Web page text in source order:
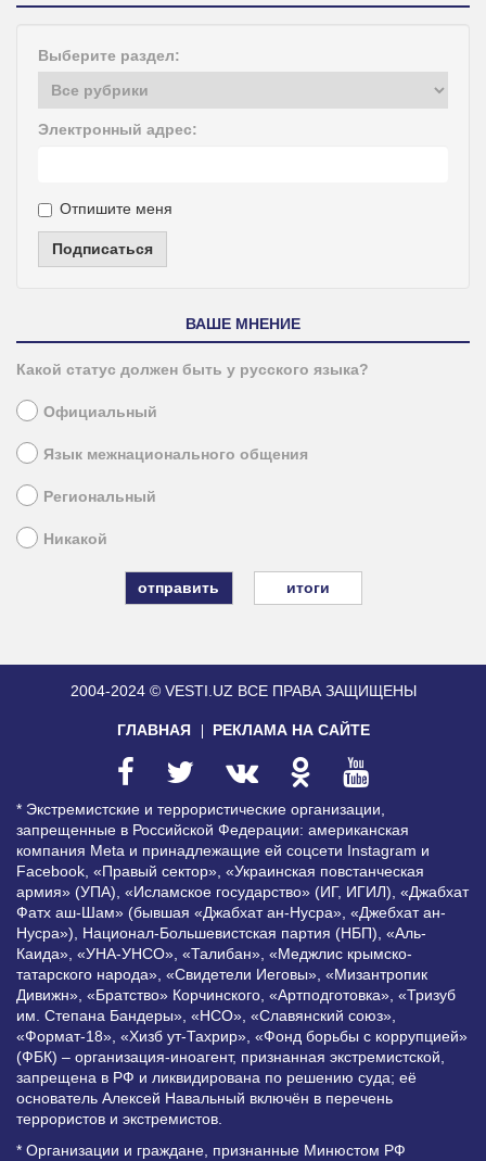
Выберите раздел:
Электронный адрес:
Отпишите меня
Подписаться
ВАШЕ МНЕНИЕ
Какой статус должен быть у русского языка?
Официальный
Язык межнационального общения
Региональный
Никакой
итоги
2004-2024 © VESTI.UZ ВСЕ ПРАВА ЗАЩИЩЕНЫ
ГЛАВНАЯ РЕКЛАМА НА САЙТЕ
* Экстремистские и террористические организации,
запрещенные в Российской Федерации: американская
компания Meta и принадлежащие ей соцсети Instagram и
Facebook, «Правый сектор», «Украинская повстанческая
армия» (УПА), «Исламское государство» (ИГ, ИГИЛ), «Джабхат
Фатх аш-Шам» (бывшая «Джабхат ан-Нусра», «Джебхат ан-
Нусра»), Национал-Большевистская партия (НБП), «Аль-
Каида», «УНА-УНСО», «Талибан», «Меджлис крымско-
татарского народа», «Свидетели Иеговы», «Мизантропик
Дивижн», «Братство» Корчинского, «Артподготовка», «Тризуб
им. Степана Бандеры», «НСО», «Славянский союз»,
«Формат-18», «Хизб ут-Тахрир», «Фонд борьбы с коррупцией»
(ФБК) – организация-иноагент, признанная экстремистской,
запрещена в РФ и ликвидирована по решению суда; её
основатель Алексей Навальный включён в перечень
террористов и экстремистов.
* Организации и граждане, признанные Минюстом РФ